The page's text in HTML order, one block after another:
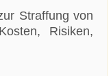
Straffung von
Risiken,